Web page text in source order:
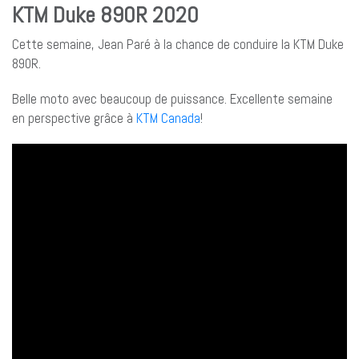
KTM Duke 890R 2020
Cette semaine, Jean Paré à la chance de conduire la KTM Duke
890R.
Belle moto avec beaucoup de puissance. Excellente semaine
en perspective grâce à KTM Canada!